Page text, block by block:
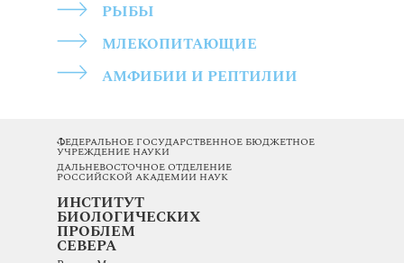
РЫБЫ
МЛЕКОПИТАЮЩИЕ
АМФИБИИ И РЕПТИЛИИ
ИНСТИТУТ
БИОЛОГИЧЕСКИХ
ПРОБЛЕМ
СЕВЕРА
ФЕДЕРАЛЬНОЕ ГОСУДАРСТВЕННОЕ БЮДЖЕТНОЕ
УЧРЕЖДЕНИЕ НАУКИ
ДАЛЬНЕВОСТОЧНОЕ ОТДЕЛЕНИЕ
РОССИЙСКОЙ АКАДЕМИИ НАУК